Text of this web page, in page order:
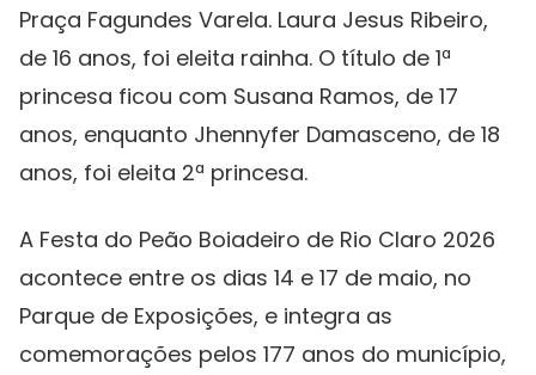
Praça Fagundes Varela. Laura Jesus Ribeiro,
de 16 anos, foi eleita rainha. O título de 1ª
princesa ficou com Susana Ramos, de 17
anos, enquanto Jhennyfer Damasceno, de 18
anos, foi eleita 2ª princesa.
A Festa do Peão Boiadeiro de Rio Claro 2026
acontece entre os dias 14 e 17 de maio, no
Parque de Exposições, e integra as
comemorações pelos 177 anos do município,